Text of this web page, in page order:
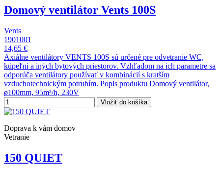
Domový ventilátor Vents 100S
Vents
1901001
14,65 €
Axiálne ventilátory VENTS 100S sú určené pre odvetranie WC,
kúpeľní a iných bytových priestorov. Vzhľadom na ich parametre sa
odporúča ventilátory používať v kombinácií s kratším
vzduchotechnickým potrubím. Popis produktu Domový ventilátor,
ø100mm, 95m³/h, 230V
Vložiť do košíka
Doprava k vám domov
Vetranie
150 QUIET